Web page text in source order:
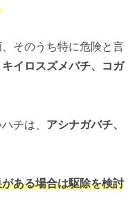
そのうち特に危険と言
イロスズメバチ、コガ
チは、 アシナガバチ、
ある場合は駆除を検討